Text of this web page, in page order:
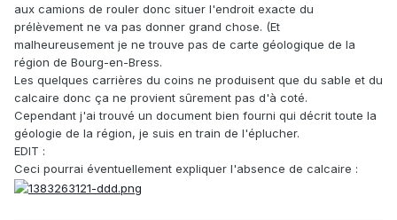
aux camions de rouler donc situer l'endroit exacte du
prélèvement ne va pas donner grand chose. (Et
malheureusement je ne trouve pas de carte géologique de la
région de Bourg-en-Bress.
Les quelques carrières du coins ne produisent que du sable et du
calcaire donc ça ne provient sûrement pas d'à coté.
Cependant j'ai trouvé un document bien fourni qui décrit toute la
géologie de la région, je suis en train de l'éplucher.
EDIT :
Ceci pourrai éventuellement expliquer l'absence de calcaire :